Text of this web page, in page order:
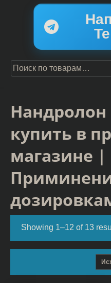
Нандролон
купить в
магазине |
Showing 1–12 of 13